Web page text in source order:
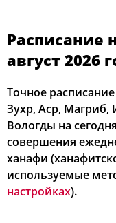
Расписание
август 2026
Точное
Зухр, Аср,
Вологды на
совершения
ханафи
используемые
настройках).